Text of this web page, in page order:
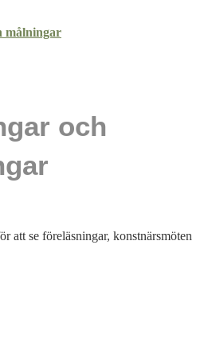
målningar
och
att se föreläsningar, konstnärsmöten